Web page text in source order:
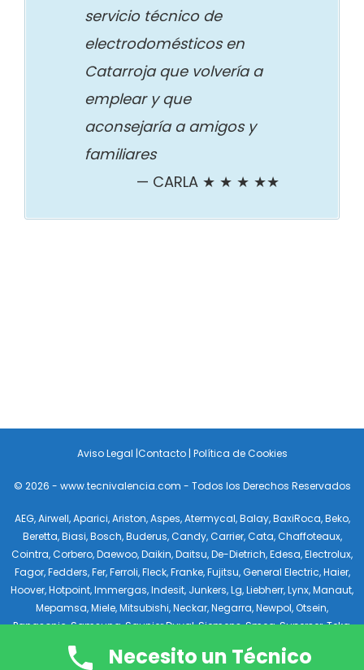
servicio técnico de
electrodomésticos en
Catarroja que volvería a
emplear y que
aconsejaría a amigos y
familiares
CARLA ★ ★ ★ ★★
Aviso Legal |Contacto| Política de Cookies
© 2026 - www.tecnivalencia.com - Todos los Derechos Reservados
AEG,Airwell,Aparici,Ariston,Aspes,Atermycal,Balay,BaxiRoca,Beko,
Beretta,Biasi,Bosch,Buderus,Candy,Carrier,Cata,Chaffoteaux,
Cointra,Corbero,Daewoo,Daikin,Daitsu,De-Dietrich,Edesa,Electrolux,
Fagor,Fedders,Fer,Ferroli,Fleck,Franke,Fujitsu,General Electric,Haier,
Hoover,Hotpoint,Immergas,Indesit, Junkers,Lg,Liebherr,Lynx,Manaut,
Mepamsa,Miele,Mitsubishi,Neckar,Negarra,Newpol,Otsein,
Panasonic,Samsung,Saunier Duval,Siemens,Smeg,Superser,Teka,
Toshiba White Westinghouse
Zanussi
Necesito un Técnico